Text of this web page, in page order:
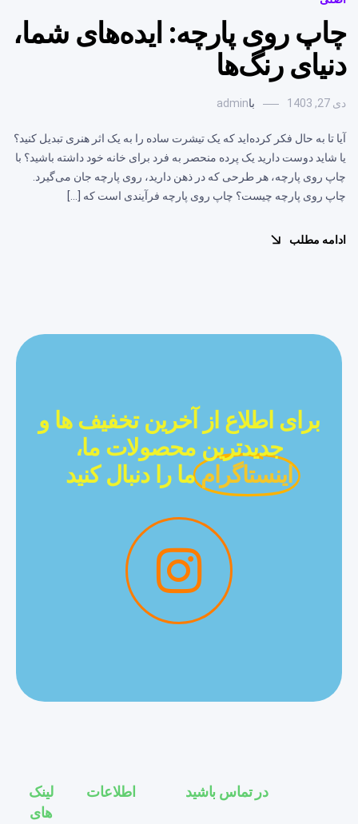
چاپ روی پارچه: ایده‌های شما،
دنیای رنگ‌ها
دی 27, 1403 باadmin
آیا تا به حال فکر کرده‌اید که یک تیشرت ساده را به یک اثر هنری تبدیل کنید؟
یا شاید دوست دارید یک پرده منحصر به فرد برای خانه خود داشته باشید؟ با
چاپ روی پارچه، هر طرحی که در ذهن دارید، روی پارچه جان می‌گیرد.
چاپ روی پارچه چیست؟ چاپ روی پارچه فرآیندی است که […]
ادامه مطلب
برای اطلاع از آخرین تخفیف ها و
جدیدترین محصولات ما،
اینستاگرام ما را دنبال کنید
در تماس باشید اطلاعات
لینک
های